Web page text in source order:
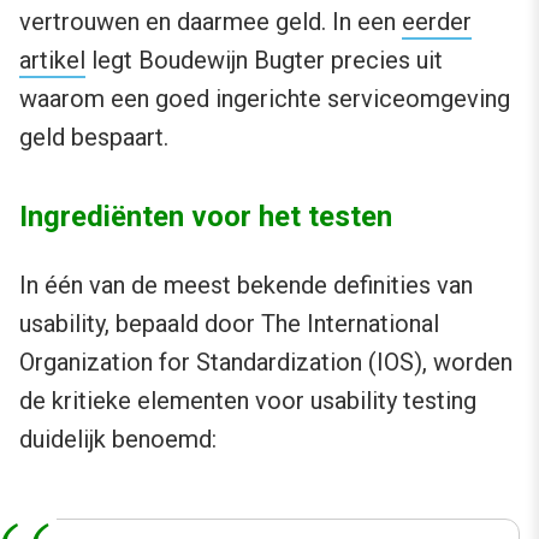
vertrouwen en daarmee geld. In een eerder
artikel legt Boudewijn Bugter precies uit
waarom een goed ingerichte serviceomgeving
geld bespaart.
Ingrediënten voor het testen
In één van de meest bekende definities van
usability, bepaald door The International
Organization for Standardization (IOS), worden
de kritieke elementen voor usability testing
duidelijk benoemd: